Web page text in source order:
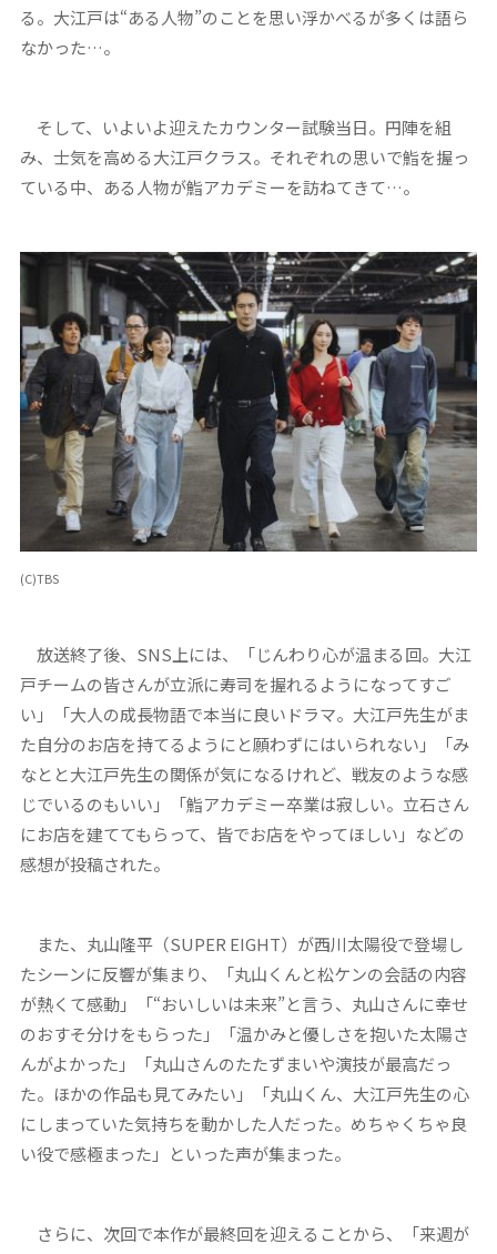
る。大江戸は“ある人物”のことを思い浮かべるが多くは語ら
なかった…。
そして、いよいよ迎えたカウンター試験当日。円陣を組
み、士気を高める大江戸クラス。それぞれの思いで鮨を握っ
ている中、ある人物が鮨アカデミーを訪ねてきて…。
(C)TBS
放送終了後、SNS上には、「じんわり心が温まる回。大江
戸チームの皆さんが立派に寿司を握れるようになってすご
い」「大人の成長物語で本当に良いドラマ。大江戸先生がま
た自分のお店を持てるようにと願わずにはいられない」「み
なとと大江戸先生の関係が気になるけれど、戦友のような感
じでいるのもいい」「鮨アカデミー卒業は寂しい。立石さん
にお店を建ててもらって、皆でお店をやってほしい」などの
感想が投稿された。
また、丸山隆平（SUPER EIGHT）が西川太陽役で登場し
たシーンに反響が集まり、「丸山くんと松ケンの会話の内容
が熱くて感動」「“おいしいは未来”と言う、丸山さんに幸せ
のおすそ分けをもらった」「温かみと優しさを抱いた太陽さ
んがよかった」「丸山さんのたたずまいや演技が最高だっ
た。ほかの作品も見てみたい」「丸山くん、大江戸先生の心
にしまっていた気持ちを動かした人だった。めちゃくちゃ良
い役で感極まった」といった声が集まった。
さらに、次回で本作が最終回を迎えることから、「来週が